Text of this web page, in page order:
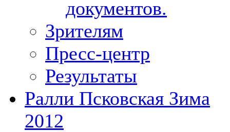
документов.
Зрителям
Пресс-центр
Результаты
Ралли Псковская Зима
2012